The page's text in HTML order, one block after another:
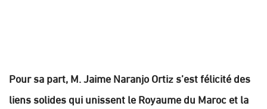
Pour sa part, M. Jaime Naranjo Ortiz s’est félicité des
liens solides qui unissent le Royaume du Maroc et la